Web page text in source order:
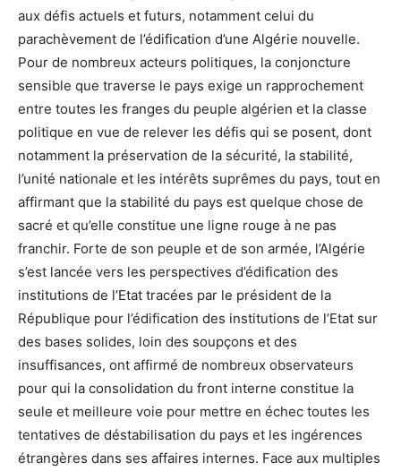
aux défis actuels et futurs, notamment celui du
parachèvement de l’édification d’une Algérie nouvelle.
Pour de nombreux acteurs politiques, la conjoncture
sensible que traverse le pays exige un rapprochement
entre toutes les franges du peuple algérien et la classe
politique en vue de relever les défis qui se posent, dont
notamment la préservation de la sécurité, la stabilité,
l’unité nationale et les intérêts suprêmes du pays, tout en
affirmant que la stabilité du pays est quelque chose de
sacré et qu’elle constitue une ligne rouge à ne pas
franchir. Forte de son peuple et de son armée, l’Algérie
s’est lancée vers les perspectives d’édification des
institutions de l’Etat tracées par le président de la
République pour l’édification des institutions de l’Etat sur
des bases solides, loin des soupçons et des
insuffisances, ont affirmé de nombreux observateurs
pour qui la consolidation du front interne constitue la
seule et meilleure voie pour mettre en échec toutes les
tentatives de déstabilisation du pays et les ingérences
étrangères dans ses affaires internes. Face aux multiples